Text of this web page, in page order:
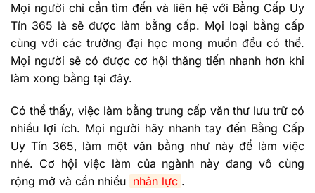
Mọi người chỉ cần tìm đến và liên hệ với Bằng Cấp Uy
Tín 365 là sẽ được làm bằng cấp. Mọi loại bằng cấp
cùng với các trường đại học mong muốn đều có thể.
Mọi người sẽ có được cơ hội thăng tiến nhanh hơn khi
làm xong bằng tại đây.
Có thể thấy, việc làm bằng trung cấp văn thư lưu trữ có
nhiều lợi ích. Mọi người hãy nhanh tay đến Bằng Cấp
Uy Tín 365, làm một văn bằng như này để làm việc
nhé. Cơ hội việc làm của ngành này đang vô cùng
rộng mở và cần nhiều nhân lực .